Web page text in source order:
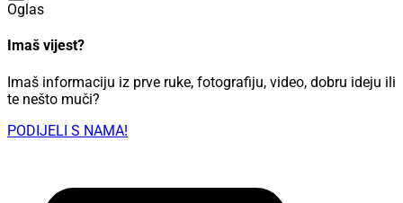
Oglas
Imaš vijest?
Imaš informaciju iz prve ruke, fotografiju, video, dobru ideju ili
te nešto muči?
PODIJELI S NAMA!